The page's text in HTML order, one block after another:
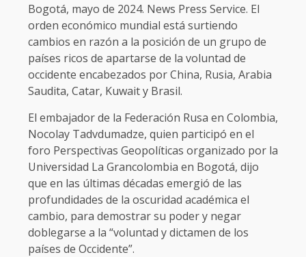
Bogotá, mayo de 2024. News Press Service. El
orden económico mundial está surtiendo
cambios en razón a la posición de un grupo de
países ricos de apartarse de la voluntad de
occidente encabezados por China, Rusia, Arabia
Saudita, Catar, Kuwait y Brasil.
El embajador de la Federación Rusa en Colombia,
Nocolay Tadvdumadze, quien participó en el
foro Perspectivas Geopolíticas organizado por la
Universidad La Grancolombia en Bogotá, dijo
que en las últimas décadas emergió de las
profundidades de la oscuridad académica el
cambio, para demostrar su poder y negar
doblegarse a la “voluntad y dictamen de los
países de Occidente”.